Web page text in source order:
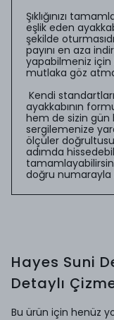
Şıklığınızı
eşlik eden
şekilde
payını en aza
yapabilmeniz için
mutlaka göz
Kendi
ayakkabının
hem de sizin gün
sergilemenize
ölçüler
adımda
doğru numarayla
Hayes Suni
Detaylı
Bu ürün için henüz